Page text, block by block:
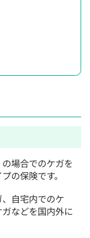
場合でのケガを
の保険です。
自宅内でのケ
などを国内外に